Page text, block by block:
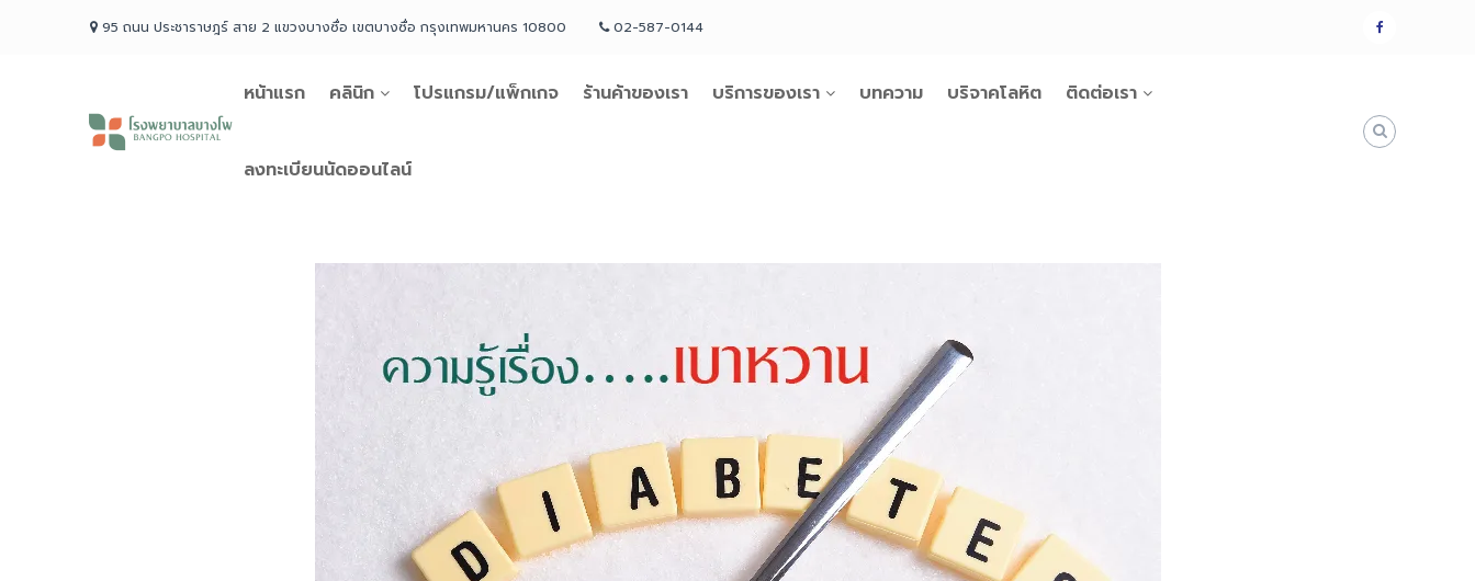
95 ถนน ประชาราษฎร์ สาย 2 แขวงบางซื่อ เขตบางซื่อ กรุงเทพมหานคร 10800 02-587-0144 แฟน
โรง
พยาบาล
บางโพ
หน้าแรก คลินิก โปรแกรม/แพ็กเกจ ร้านค้าของเรา บริการของเรา บทความ บริจาคโลหิต ติดต่อเรา
ลงทะเบียนนัดออนไลน์